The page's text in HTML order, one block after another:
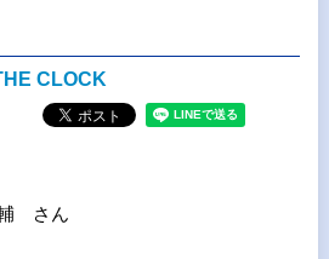
CLOCK
さん